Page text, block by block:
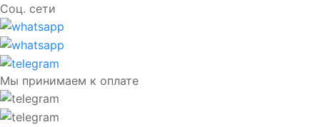
Соц. сети
Мы принимаем к оплате